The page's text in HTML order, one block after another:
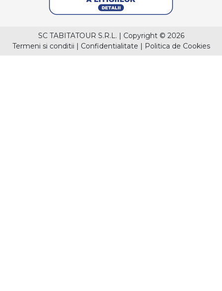
SC TABITATOUR S.R.L. | Copyright © 2026
Termeni si conditii | Confidentialitate | Politica de Cookies